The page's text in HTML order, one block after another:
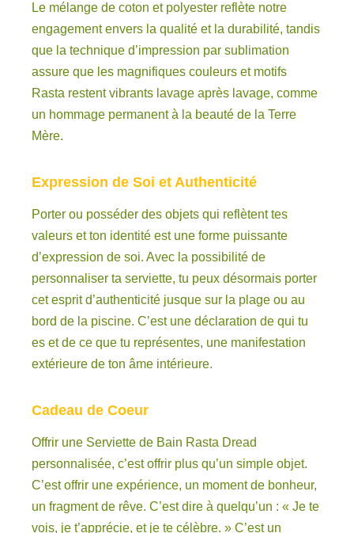
Le mélange de coton et polyester reflète notre
engagement envers la qualité et la durabilité, tandis
que la technique d’impression par sublimation
assure que les magnifiques couleurs et motifs
Rasta restent vibrants lavage après lavage, comme
un hommage permanent à la beauté de la Terre
Mère.
Expression de Soi et Authenticité
Porter ou posséder des objets qui reflètent tes
valeurs et ton identité est une forme puissante
d’expression de soi. Avec la possibilité de
personnaliser ta serviette, tu peux désormais porter
cet esprit d’authenticité jusque sur la plage ou au
bord de la piscine. C’est une déclaration de qui tu
es et de ce que tu représentes, une manifestation
extérieure de ton âme intérieure.
Cadeau de Coeur
Offrir une Serviette de Bain Rasta Dread
personnalisée, c’est offrir plus qu’un simple objet.
C’est offrir une expérience, un moment de bonheur,
un fragment de rêve. C’est dire à quelqu’un : « Je te
vois, je t’apprécie, et je te célèbre. » C’est un